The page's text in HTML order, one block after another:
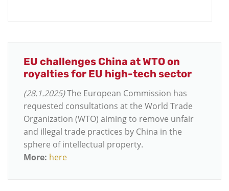
EU challenges China at WTO on
royalties for EU high-tech sector
(28.1.2025)The European Commission has
requested consultations at the World Trade
Organization (WTO) aiming to remove unfair
and illegal trade practices by China in the
sphere of intellectual property.
More: here